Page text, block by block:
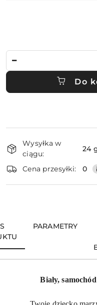
Do
i
dostawa
Wysyłka w
ciągu:
24
Cena przesyłki: 0
PARAMETRY
Biały,